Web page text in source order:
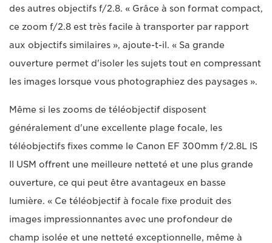
des autres objectifs f/2.8. « Grâce à son format compact,
ce zoom f/2.8 est très facile à transporter par rapport
aux objectifs similaires », ajoute-t-il. « Sa grande
ouverture permet d'isoler les sujets tout en compressant
les images lorsque vous photographiez des paysages ».
Même si les zooms de téléobjectif disposent
généralement d'une excellente plage focale, les
téléobjectifs fixes comme le Canon EF 300mm f/2.8L IS
II USM offrent une meilleure netteté et une plus grande
ouverture, ce qui peut être avantageux en basse
lumière. « Ce téléobjectif à focale fixe produit des
images impressionnantes avec une profondeur de
champ isolée et une netteté exceptionnelle, même à